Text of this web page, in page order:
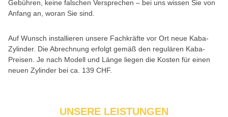
Gebühren, keine falschen Versprechen – bei uns wissen Sie von
Anfang an, woran Sie sind.
Auf Wunsch installieren unsere Fachkräfte vor Ort neue Kaba-
Zylinder. Die Abrechnung erfolgt gemäß den regulären Kaba-
Preisen. Je nach Modell und Länge liegen die Kosten für einen
neuen Zylinder bei ca. 139 CHF.
UNSERE LEISTUNGEN